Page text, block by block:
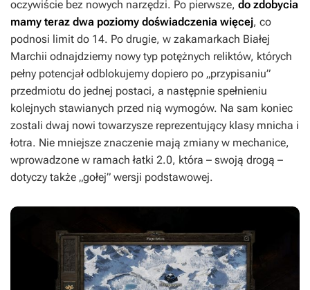
oczywiście bez nowych narzędzi. Po pierwsze, do zdobycia
mamy teraz dwa poziomy doświadczenia więcej, co
podnosi limit do 14. Po drugie, w zakamarkach Białej
Marchii odnajdziemy nowy typ potężnych reliktów, których
pełny potencjał odblokujemy dopiero po „przypisaniu”
przedmiotu do jednej postaci, a następnie spełnieniu
kolejnych stawianych przed nią wymogów. Na sam koniec
zostali dwaj nowi towarzysze reprezentujący klasy mnicha i
łotra. Nie mniejsze znaczenie mają zmiany w mechanice,
wprowadzone w ramach łatki 2.0, która – swoją drogą –
dotyczy także „gołej” wersji podstawowej.